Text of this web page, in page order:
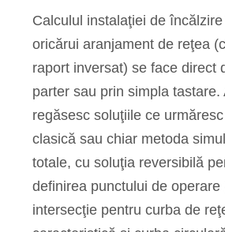
Calculul instalaţiei de
oricărui aranjament de reţea
raport inversat) se face direct
parter sau prin simpla tastare.
regăsesc soluţiile ce
clasică sau chiar metoda
totale, cu soluţia reversibilă
definirea punctului de operare
intersecţie pentru curba de